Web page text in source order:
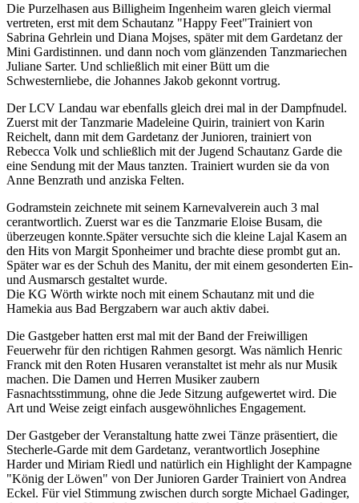
Die Purzelhasen aus Billigheim Ingenheim waren gleich viermal
vertreten, erst mit dem Schautanz "Happy Feet"Trainiert von
Sabrina Gehrlein und Diana Mojses, später mit dem Gardetanz der
Mini Gardistinnen. und dann noch vom glänzenden Tanzmariechen
Juliane Sarter. Und schließlich mit einer Bütt um die
Schwesternliebe, die Johannes Jakob gekonnt vortrug.
Der LCV Landau war ebenfalls gleich drei mal in der Dampfnudel.
Zuerst mit der Tanzmarie Madeleine Quirin, trainiert von Karin
Reichelt, dann mit dem Gardetanz der Junioren, trainiert von
Rebecca Volk und schließlich mit der Jugend Schautanz Garde die
eine Sendung mit der Maus tanzten. Trainiert wurden sie da von
Anne Benzrath und anziska Felten.
Godramstein zeichnete mit seinem Karnevalverein auch 3 mal
cerantwortlich. Zuerst war es die Tanzmarie Eloise Busam, die
überzeugen konnte.Später versuchte sich die kleine Lajal Kasem an
den Hits von Margit Sponheimer und brachte diese prombt gut an.
Später war es der Schuh des Manitu, der mit einem gesonderten Ein-
und Ausmarsch gestaltet wurde.
Die KG Wörth wirkte noch mit einem Schautanz mit und die
Hamekia aus Bad Bergzabern war auch aktiv dabei.
Die Gastgeber hatten erst mal mit der Band der Freiwilligen
Feuerwehr für den richtigen Rahmen gesorgt. Was nämlich Henric
Franck mit den Roten Husaren veranstaltet ist mehr als nur Musik
machen. Die Damen und Herren Musiker zaubern
Fasnachtsstimmung, ohne die Jede Sitzung aufgewertet wird. Die
Art und Weise zeigt einfach ausgewöhnliches Engagement.
Der Gastgeber der Veranstaltung hatte zwei Tänze präsentiert, die
Stecherle-Garde mit dem Gardetanz, verantwortlich Josephine
Harder und Miriam Riedl und natürlich ein Highlight der Kampagne
"König der Löwen" von Der Junioren Garder Trainiert von Andrea
Eckel. Für viel Stimmung zwischen durch sorgte Michael Gadinger,